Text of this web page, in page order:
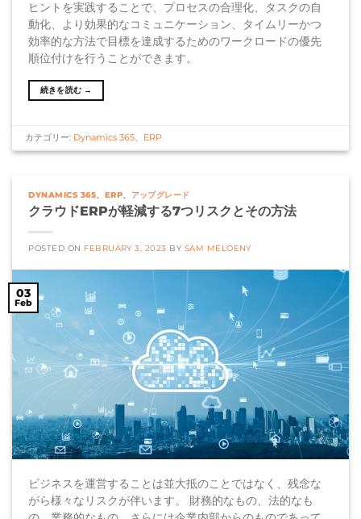
ヒントを実践することで、プロセスの合理化、タスクの自
動化、より効果的なコミュニケーション、タイムリーかつ
効率的な方法で目標を達成するためのワークロードの優先
順位付けを行うことができます。
続きを読む →
カテゴリー: Dynamics 365 ERP
DYNAMICS 365、 ERP、 アップグレード
クラウドERPが軽減する7つリスクとその方法
POSTED ON FEBRUARY 3, 2023 BY SAM MELOENY
03
Feb
ビジネスを運営することは並大抵のことではなく、残念な
がら様々なリスクが伴います。 財務的なもの、法的なも